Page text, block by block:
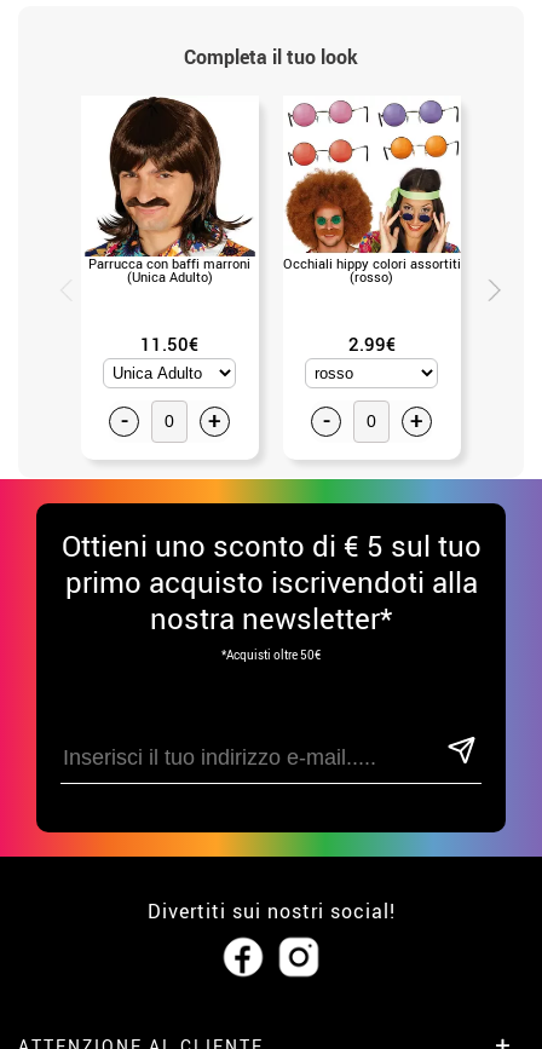
Completa il tuo look
Parrucca con baffi marroni
(Unica Adulto)
11.50€
- +
Occhiali hippy colori assortiti
(rosso)
2.99€
- +
Ottieni uno sconto di € 5 sul tuo
primo acquisto iscrivendoti alla
nostra newsletter*
*Acquisti oltre 50€
Divertiti sui nostri social!